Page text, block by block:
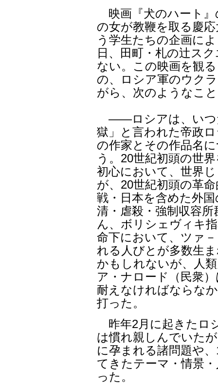
映画『犬のハート』
の女が教鞭を取る慶
う学生たちの企画に
日、田町・札の辻ス
ない。この映画を観
の、ロシア軍のウク
がら、次のようなこ
――ロシアは、いつ
獄」と言われた帝政
の作家とその作品名
う。20世紀初頭の世
初心において、世界
が、20世紀初頭の革
戦・日本を含めた外
清・虐殺・強制収容
ん、ボリシェヴィキ
命下において、ツァ
れる人びとが多数生
かもしれないが、人
ア・ナロード（民衆
耐えなければならな
打った。
昨年2月に起きたロ
は慣れ親しんでいた
に孕まれる諸問題や
てきたテーマ・情景
った。